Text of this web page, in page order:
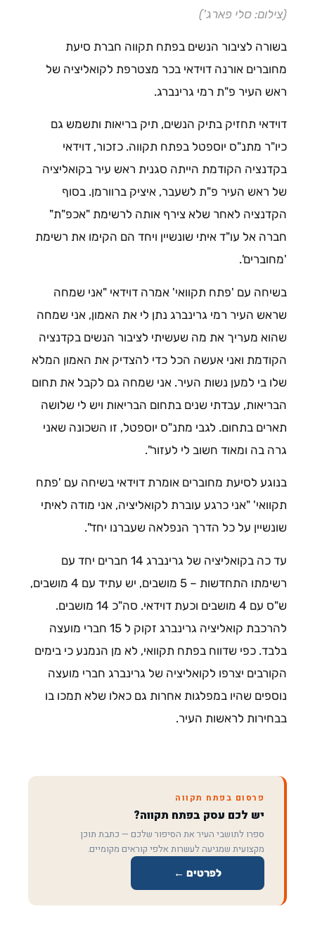
(צילום: סלי פארג')
בשורה לציבור הנשים בפתח תקווה חברת סיעת
מחוברים אורנה דוידאי בכר מצטרפת לקואליציה של
ראש העיר פ"ת רמי גרינברג.
דוידאי תחזיק בתיק הנשים, תיק בריאות ותשמש גם
כיו"ר מתנ"ס יוספטל בפתח תקווה. כזכור, דוידאי
בקדנציה הקודמת הייתה סגנית ראש עיר בקואליציה
של ראש העיר פ"ת לשעבר, איציק ברוורמן. בסוף
הקדנציה לאחר שלא צירף אותה לרשימת "אכפ"ת"
חברה אל עו"ד איתי שונשיין ויחד הם הקימו את רשימת
'מחוברים'.
בשיחה עם 'פתח תקוואי' אמרה דוידאי "אני שמחה
שראש העיר רמי גרינברג נתן לי את האמון, אני שמחה
שהוא מעריך את מה שעשיתי לציבור הנשים בקדנציה
הקודמת ואני אעשה הכל כדי להצדיק את האמון המלא
שלו בי למען נשות העיר. אני שמחה גם לקבל את תחום
הבריאות, עבדתי שנים בתחום הבריאות ויש לי שלושה
תארים בתחום. לגבי מתנ"ס יוספטל, זו השכונה שאני
גרה בה ומאוד חשוב לי לעזור".
בנוגע לסיעת מחוברים אומרת דוידאי בשיחה עם 'פתח
תקוואי' "אני כרגע עוברת לקואליציה, אני מודה לאיתי
שונשיין על כל הדרך הנפלאה שעברנו יחד".
עד כה בקואליציה של גרינברג 14 חברים יחד עם
רשימתו התחדשות – 5 מושבים, יש עתיד עם 4 מושבים,
ש"ס עם 4 מושבים וכעת דוידאי. סה"כ 14 מושבים.
להרכבת קואליציה גרינברג זקוק ל 15 חברי מועצה
בלבד. כפי שדווח בפתח תקוואי, לא מן הנמנע כי בימים
הקורבים יצרפו לקואליציה של גרינברג חברי מועצה
נוספים שהיו במפלגות אחרות גם כאלו שלא תמכו בו
בבחירות לראשות העיר.
פרסום בפתח תקווה
יש לכם עסק בפתח תקווה?
ספרו לתושבי העיר את הסיפור שלכם — כתבת תוכן
מקצועית שמגיעה לעשרות אלפי קוראים מקומיים.
לפרטים ←